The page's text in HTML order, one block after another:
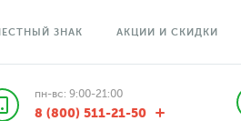
ЗНАК АКЦИИ И СКИДКИ
пн-вс: 9:00-21:00
8 (800) 511-21-50